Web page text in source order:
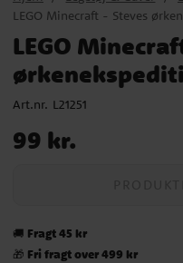
LEGO Minecraft - Steves
LEGO
Art.nr. L21251
Pris: 99 kr.
99 kr.
🚚 Fragt 45 kr
🎁 Fri fragt over 499 kr